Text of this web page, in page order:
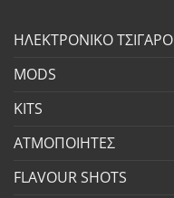
ΗΛΕΚΤΡΟΝΙΚΟ ΤΣΙΓΑΡΟ
MODS
KITS
ΑΤΜΟΠΟΙΗΤΕΣ
FLAVOUR SHOTS